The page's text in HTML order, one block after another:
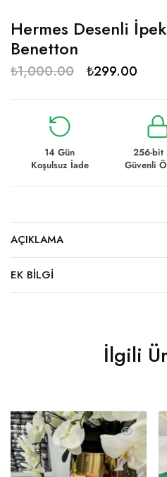
Hermes Desenli
Benetton
₺1,000.00 ₺299.00
14 Gün
Koşulsuz İade
256-bit
Güvenli
AÇIKLAMA
EK BILGI
İlgili